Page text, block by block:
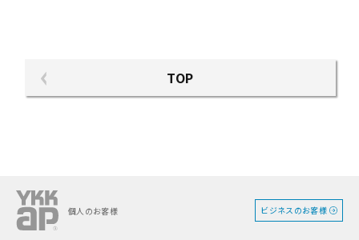
TOP
個人のお客様 ビジネスのお客様